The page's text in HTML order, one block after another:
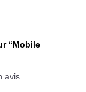
“Mobile
avis.